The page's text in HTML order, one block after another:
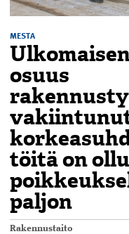
MESTA
osuus
töitä on
paljon
Rakennustaito